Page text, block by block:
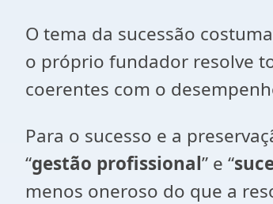
O tema da sucessão
o próprio fundador resolve
coerentes com o
Para o sucesso e a
“gestão profissional” e “
menos oneroso do que a